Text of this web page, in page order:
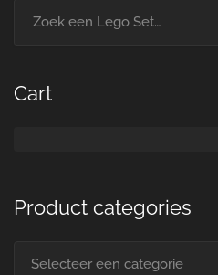
Cart
Product categories
Selecteer een categorie